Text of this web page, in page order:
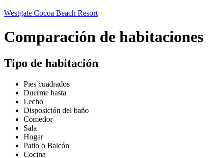
Westgate Cocoa Beach Resort
Comparación de habitaciones
Tipo de habitación
Pies cuadrados
Duerme hasta
Lecho
Disposición del baño
Comedor
Sala
Hogar
Patio o Balcón
Cocina